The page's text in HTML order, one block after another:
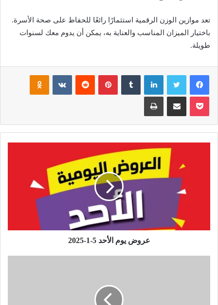
تعد موازين الوزن الرقمية استثمارًا رائعًا للحفاظ على صحة الأسرة.
باختيار الميزان المناسب والعناية به، يمكن أن يدوم معك لسنوات
طويلة.
فيسبوك تويتر لينكدإن بينتيريست
بوكيت مشاركة عبر البريد طباعة
عروض يوم الأحد 5-1-2025